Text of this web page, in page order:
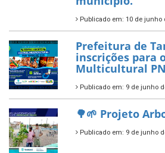
ÚLTIMAS NOTÍCIAS
Tamandaré
Diamante do
segundo ano
reafirma
Publicado em: 10 de junho